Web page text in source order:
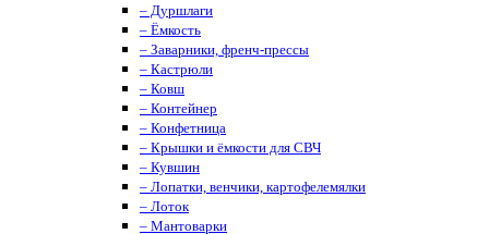
– Дуршлаги
– Ёмкость
– Заварники, френч-прессы
– Кастрюли
– Ковш
– Контейнер
– Конфетница
– Крышки и ёмкости для СВЧ
– Кувшин
– Лопатки, венчики, картофелемялки
– Лоток
– Мантоварки